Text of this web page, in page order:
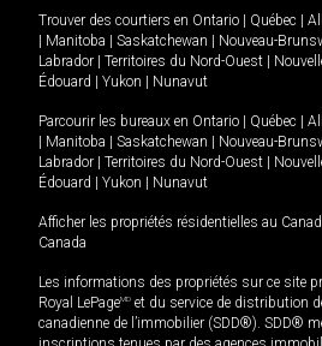
Trouver des courtiers en Ontario Québec
Manitoba Saskatchewan Nouveau-
Labrador
Territoires du Nord-Ouest
Édouard
Yukon Nunavut
Parcourir les bureaux en Ontario Québec
Manitoba Saskatchewan Nouveau-
Labrador
Territoires du Nord-Ouest
Édouard
Yukon Nunavut
Afficher les propriétés résidentielles au
Canada
Les informations des propriétés sur ce site
Royal LePageMD et du service de distribution
canadienne de l’immobilier (SDD®). SDD®